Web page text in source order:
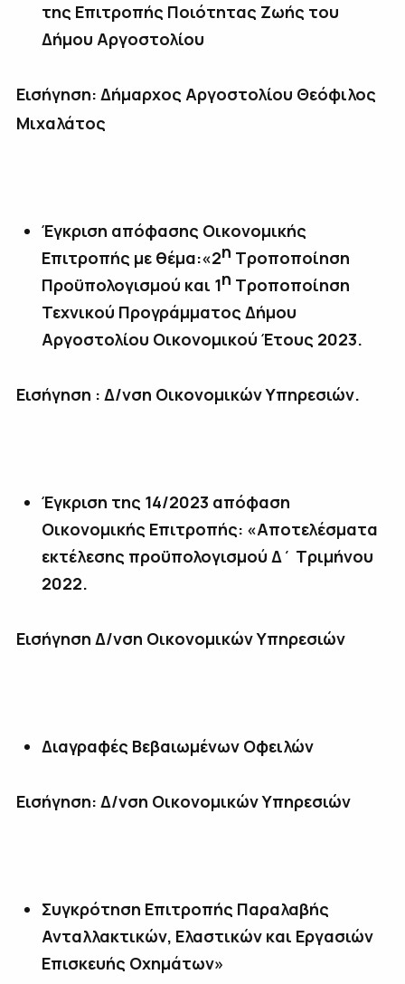
της Επιτροπής Ποιότητας Ζωής του
Δήμου Αργοστολίου
Εισήγηση: Δήμαρχος Αργοστολίου Θεόφιλος
Μιχαλάτος
Έγκριση απόφασης Οικονομικής
Επιτροπής με θέμα:«2η Τροποποίηση
Προϋπολογισμού και 1η Τροποποίηση
Τεχνικού Προγράμματος Δήμου
Αργοστολίου Οικονομικού Έτους 2023.
Εισήγηση : Δ/νση Οικονομικών Υπηρεσιών.
Έγκριση της 14/2023 απόφαση
Οικονομικής Επιτροπής: «Αποτελέσματα
εκτέλεσης προϋπολογισμού Δ΄ Τριμήνου
2022.
Εισήγηση Δ/νση Οικονομικών Υπηρεσιών
Διαγραφές Βεβαιωμένων Οφειλών
Εισήγηση: Δ/νση Οικονομικών Υπηρεσιών
Συγκρότηση Επιτροπής Παραλαβής
Ανταλλακτικών, Ελαστικών και Εργασιών
Επισκευής Οχημάτων»